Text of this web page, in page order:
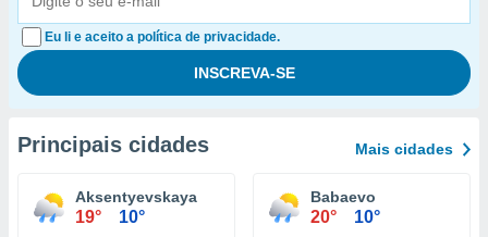
Eu li e aceito a política de privacidade.
Principais cidades Mais cidades
Aksentyevskaya
19° 10°
Babaevo
20° 10°